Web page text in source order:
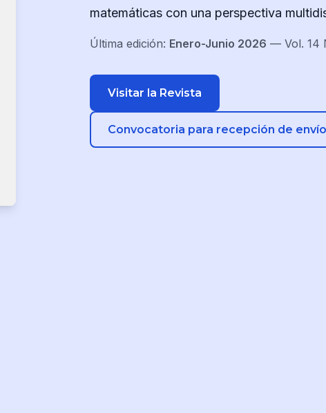
matemáticas con una perspectiva
Última edición: Enero-Junio 2026 — Vol. 14
Visitar la Revista
Convocatoria para recepción de